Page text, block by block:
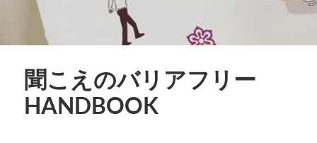
聞こえのバリアフリー
HANDBOOK